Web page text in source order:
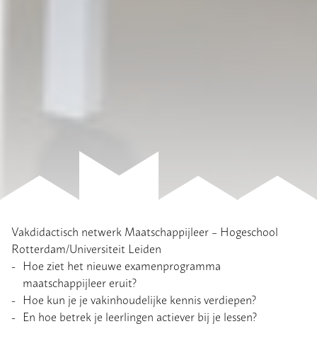
Vakdidactisch netwerk Maatschappijleer – Hogeschool
Rotterdam/Universiteit Leiden
Hoe ziet het nieuwe examenprogramma
maatschappijleer eruit?
Hoe kun je je vakinhoudelijke kennis verdiepen?
En hoe betrek je leerlingen actiever bij je lessen?